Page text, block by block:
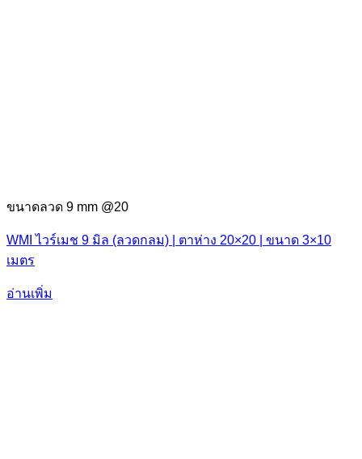
ขนาดลวด 9 mm @20
WMI ไวร์เมช 9 มิล (ลวดกลม) | ตาห่าง 20×20 | ขนาด 3×10
เมตร
อ่านเพิ่ม